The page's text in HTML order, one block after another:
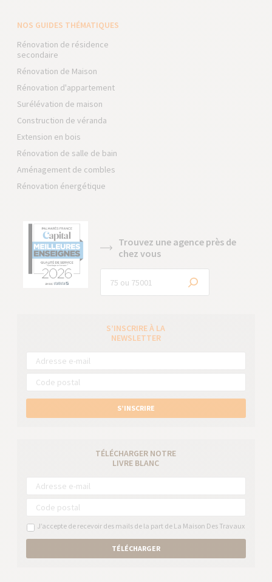
NOS GUIDES THÉMATIQUES
Rénovation de résidence
secondaire
Rénovation de Maison
Rénovation d'appartement
Surélévation de maison
Construction de véranda
Extension en bois
Rénovation de salle de bain
Aménagement de combles
Rénovation énergétique
Trouvez une agence près de
chez vous
S’INSCRIRE À LA
NEWSLETTER
S’INSCRIRE
TÉLÉCHARGER NOTRE
LIVRE BLANC
J’accepte de recevoir des mails de la part de La Maison Des Travaux
TÉLÉCHARGER